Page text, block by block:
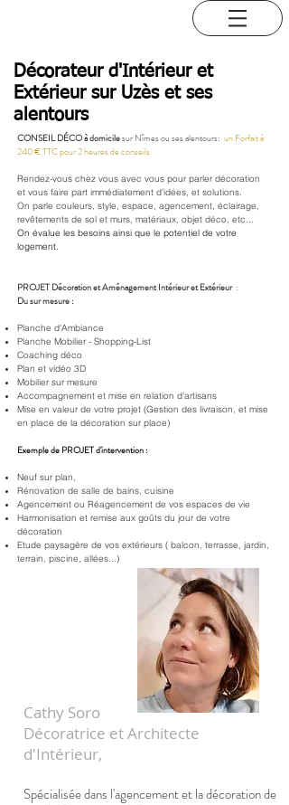
Décorateur d'Intérieur et
Extérieur sur Uzès et ses
alentours
CONSEILDÉCOà domicilesur Nîmes ou ses alentours: un Forfait à
240 € TTC pour 2 heures de conseils
Rendez-vous chez vous avec vous pour parler décoration
et vous faire part immédiatement d'idées, et solutions.
On parle couleurs, style, espace, agencement, éclairage,
revêtements de sol et murs, matériaux, objet déco, etc...
On évalue les besoins ainsi que le potentiel de votre
logement.
PROJET Décoration et Aménagement Intérieur et Extérieur :
Du sur mesure :
Planche d'Ambiance
Planche Mobilier - Shopping-List
Coaching déco
Plan et vidéo 3D
Mobilier sur mesure
Accompagnement et mise en relation d’artisans
Mise en valeur de votre projet (Gestion des livraison, et mise
en place de la décoration sur place)
Exemple de PROJET​ d'intervention :
Neuf sur plan,
Rénovation de salle de bains, cuisine
Agencement ou Réagencement de vos espaces de vie
Harmonisation et remise aux goûts du jour de votre
décoration
Etude paysagère de vos extérieurs ( balcon, terrasse, jardin,
terrain, piscine, allées...)
Cathy Soro
Décoratrice et Architecte
d'Intérieur,
Spécialisée dans l'agencement et la décoration de